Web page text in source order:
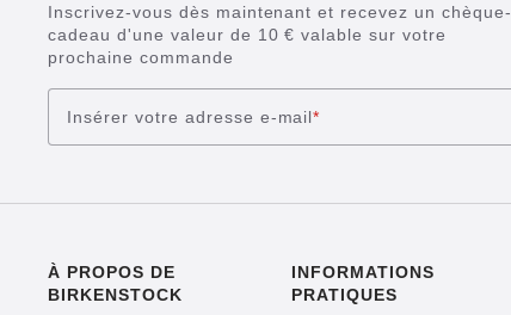
Inscrivez-vous dès maintenant et recevez un chèque-
cadeau d'une valeur de 10 € valable sur votre
prochaine commande
Insérer votre adresse e-mail*
À PROPOS DE
BIRKENSTOCK
INFORMATIONS
PRATIQUES